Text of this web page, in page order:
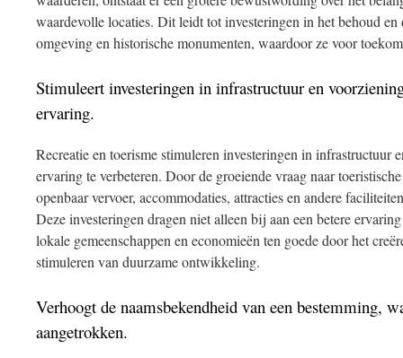
waardevolle locaties. Dit leidt tot investeringen in het behoud
omgeving en historische monumenten, waardoor ze voor
Stimuleert investeringen in infrastructuur en
ervaring.
Recreatie en toerisme stimuleren investeringen in infrastructuur
ervaring te verbeteren. Door de groeiende vraag naar
openbaar vervoer, accommodaties, attracties en andere
Deze investeringen dragen niet alleen bij aan een betere
lokale gemeenschappen en economieën ten goede door het
stimuleren van duurzame ontwikkeling.
Verhoogt de naamsbekendheid van een bestemming,
aangetrokken.